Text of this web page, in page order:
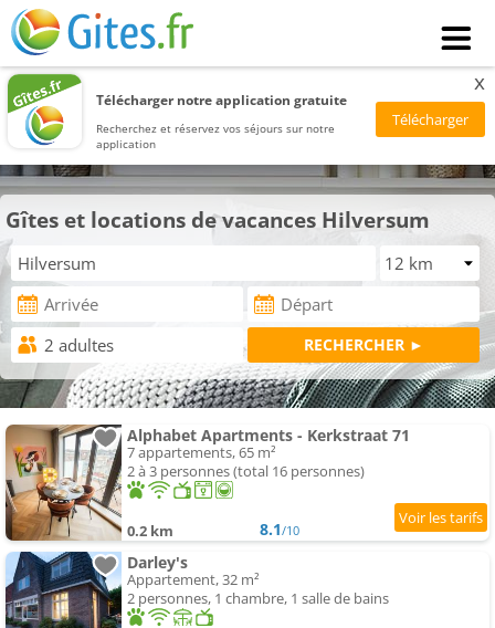
Télécharger notre application gratuite
Recherchez et réservez vos séjours sur notre
application
x
Gîtes et locations de vacances Hilversum
Alphabet Apartments - Kerkstraat 71
7 appartements, 65 m²
2 à 3 personnes (total 16 personnes)
0.2 km 8.1/10
Darley's
Appartement, 32 m²
2 personnes, 1 chambre, 1 salle de bains